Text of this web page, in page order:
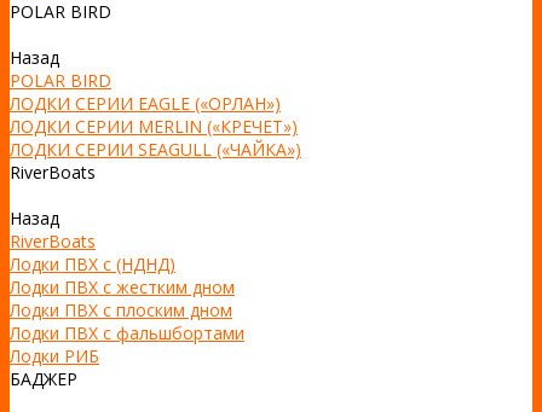
POLAR BIRD
Назад
POLAR BIRD
ЛОДКИ СЕРИИ EAGLE («ОРЛАН»)
ЛОДКИ СЕРИИ MERLIN («КРЕЧЕТ»)
ЛОДКИ СЕРИИ SEAGULL («ЧАЙКА»)
RiverBoats
Назад
RiverBoats
Лодки ПВХ с (НДНД)
Лодки ПВХ с жестким дном
Лодки ПВХ с плоским дном
Лодки ПВХ с фальшбортами
Лодки РИБ
БАДЖЕР